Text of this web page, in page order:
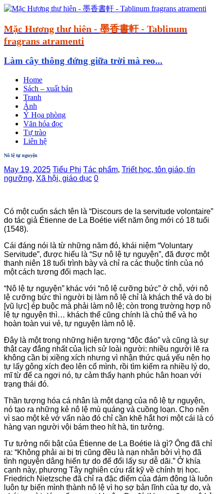
Mặc Hương thư hiên - 墨香書軒 - Tablinum
fragrans atramenti
Làm cây thông đứng giữa trời mà reo...
Home
Sách – xuất bản
Tranh
Ảnh
Ý Họa phòng
Văn hóa đọc
Tự trào
Liên hệ
Nô lệ tự nguyện
May 19, 2025 Tiểu Phi Tác phẩm, Triết học, tôn giáo, tín
ngưỡng, Xã hội, giáo dục 0
Có một cuốn sách tên là “Discours de la servitude volontaire”
do tác giả Étienne de La Boétie viết năm ông mới có 18 tuổi
(1548).
Cái đáng nói là từ những năm đó, khái niệm “Voluntary
Servitude”, được hiểu là “Sự nô lệ tự nguyện”, đã được một
thanh niên 18 tuổi trình bày và chỉ ra các thuộc tính của nó
một cách tương đối mạch lạc.
“Nô lệ tự nguyện” khác với “nô lệ cưỡng bức” ở chỗ, với nô
lệ cưỡng bức thì người bị làm nô lệ chỉ là khách thể và do bị
[vũ lực] ép buộc mà phải làm nô lệ; còn trong trường hợp nô
lệ tự nguyện thì… khách thể cũng chính là chủ thể và họ
hoàn toàn vui vẻ, tự nguyện làm nô lệ.
Đây là một trong những hiện tượng “độc đáo” và cũng là sự
thật cay đắng nhất của lịch sử loài người: nhiều người lẽ ra
không cần bị xiềng xích nhưng vì nhận thức quá yếu nên họ
tự lấy gông xích đeo lên cổ mình, rồi tìm kiếm ra nhiều lý do,
mĩ từ để ca ngợi nó, tự cảm thấy hạnh phúc hân hoan với
trạng thái đó.
Thần tượng hóa cá nhân là một dạng của nô lệ tự nguyện,
nó tạo ra những kẻ nô lệ mù quáng và cuồng loạn. Cho nên
vì sao một kẻ vớ vẩn nào đó chỉ cần khẽ hắt hơi một cái là có
hàng vạn người vội bám theo hít hà, tin tưởng.
Tư tưởng nổi bật của Étienne de La Boétie là gì? Ông đã chỉ
ra: “Không phải ai bị trị cũng đều là nạn nhân bởi vì họ đã
tình nguyện dâng hiến tự do để đổi lấy sự dễ dãi.” Ở khía
cạnh này, phương Tây nghiên cứu rất kỹ về chính trị học.
Friedrich Nietzsche đã chỉ ra đặc điểm của đám đông là luôn
luôn tự biến mình thành nô lệ vì họ sợ bản lĩnh của tự do, và